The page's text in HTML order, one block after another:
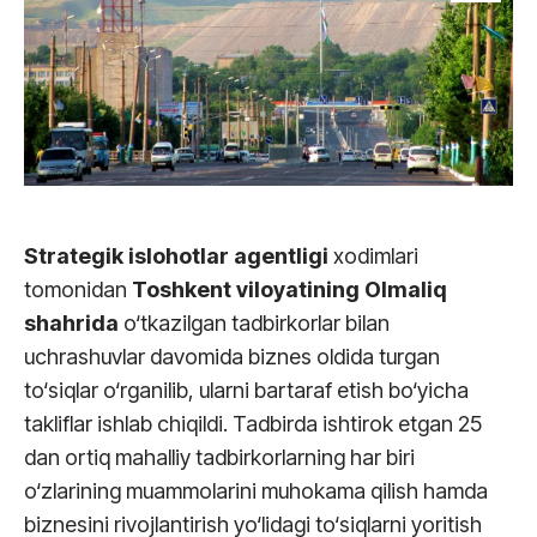
Strategik islohotlar agentligi xodimlari
tomonidan Toshkent viloyatining Olmaliq
shahrida o‘tkazilgan tadbirkorlar bilan
uchrashuvlar davomida biznes oldida turgan
to‘siqlar o‘rganilib, ularni bartaraf etish bo‘yicha
takliflar ishlab chiqildi. Tadbirda ishtirok etgan 25
dan ortiq mahalliy tadbirkorlarning har biri
o‘zlarining muammolarini muhokama qilish hamda
biznesini rivojlantirish yo‘lidagi to‘siqlarni yoritish